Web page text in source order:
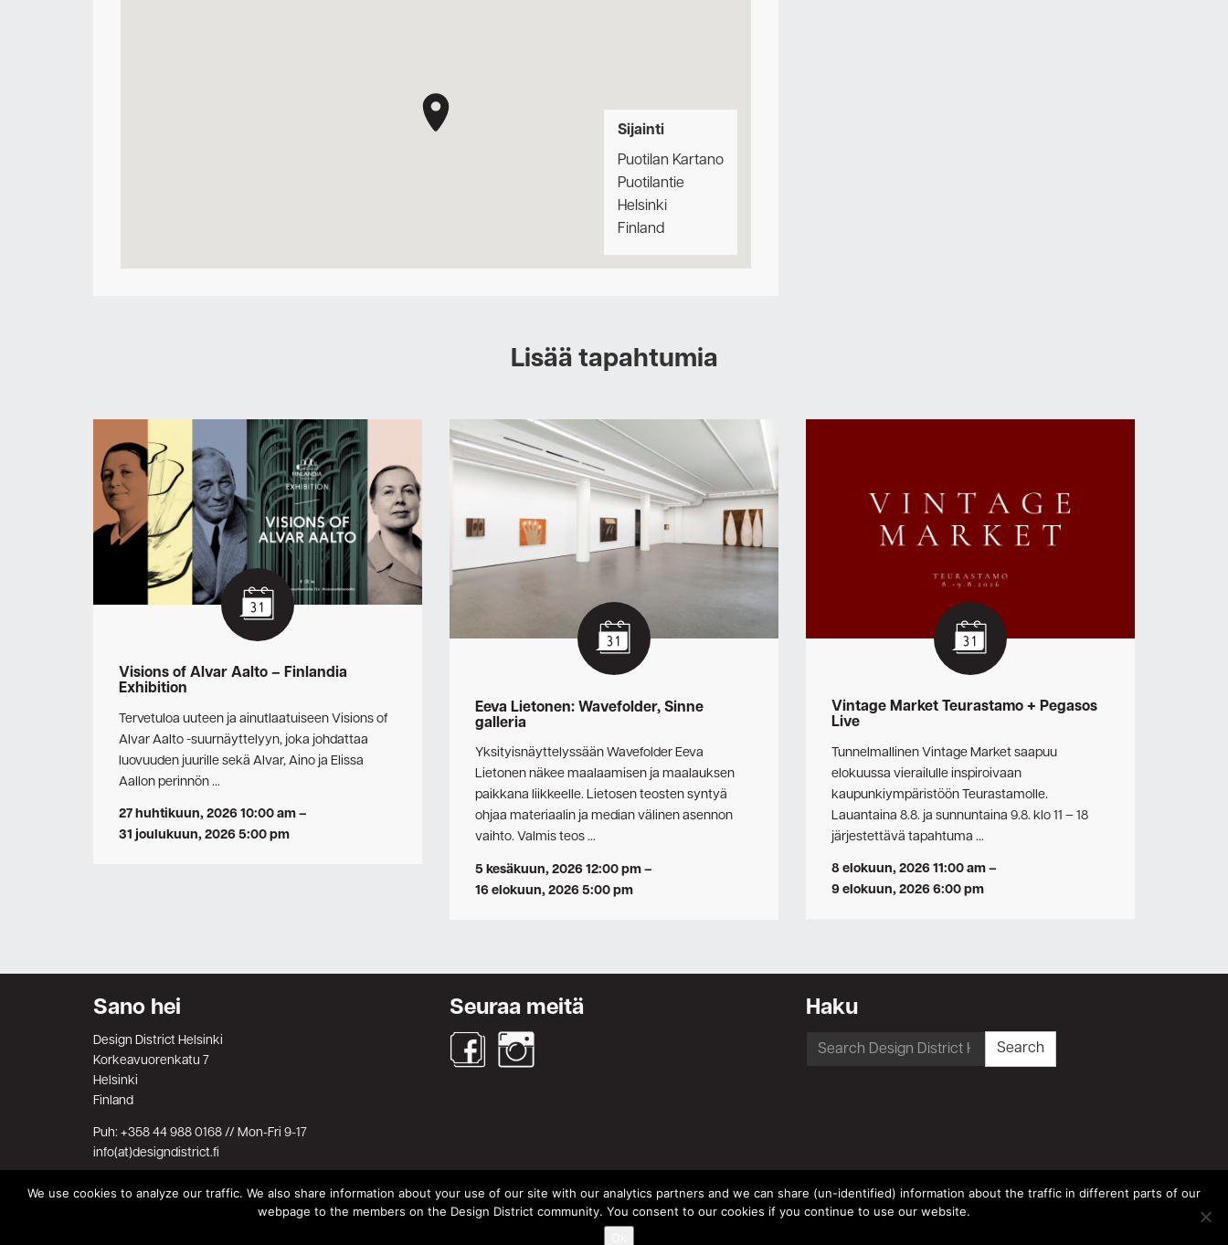
Sijainti
Puotilan Kartano
Puotilantie
Helsinki
Finland
Lisää tapahtumia
Visions of Alvar Aalto – Finlandia
Exhibition
Tervetuloa uuteen ja ainutlaatuiseen Visions of
Alvar Aalto -suurnäyttelyyn, joka johdattaa
luovuuden juurille sekä Alvar, Aino ja Elissa
Aallon perinnön …
27 huhtikuun, 2026 10:00 am–
31 joulukuun, 2026 5:00 pm
Eeva Lietonen: Wavefolder, Sinne
galleria
Yksityisnäyttelyssään Wavefolder Eeva
Lietonen näkee maalaamisen ja maalauksen
paikkana liikkeelle. Lietosen teosten syntyä
ohjaa materiaalin ja median välinen asennon
vaihto. Valmis teos …
5 kesäkuun, 2026 12:00 pm–
16 elokuun, 2026 5:00 pm
Vintage Market Teurastamo + Pegasos
Live
Tunnelmallinen Vintage Market saapuu
elokuussa vierailulle inspiroivaan
kaupunkiympäristöön Teurastamolle.
Lauantaina 8.8. ja sunnuntaina 9.8. klo 11 – 18
järjestettävä tapahtuma …
8 elokuun, 2026 11:00 am–
9 elokuun, 2026 6:00 pm
Sano hei
Design District Helsinki
Korkeavuorenkatu 7
Helsinki
Finland
Puh: +358 44 988 0168 // Mon-Fri 9-17
info(at)designdistrict.fi
Seuraa meitä Haku
Search
Search
© Design District Helsinki 2026. Crafted by
We use cookies to analyze our traffic. We also share information about your use of our site with our analytics partners and we can share (un-identified) information about the traffic in different parts of our
webpage to the members on the Design District community. You consent to our cookies if you continue to use our website.